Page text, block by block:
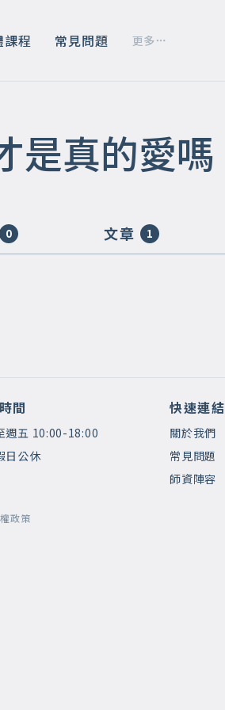
課程 常見問題 更多
是真的愛嗎
0 文章 1
間
週五 10:00-18:00
日公休
快速連結
關於我們
常見問題
師資陣容
政策